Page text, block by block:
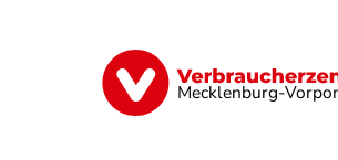
Mecklenburg-
Finanzen Digitales